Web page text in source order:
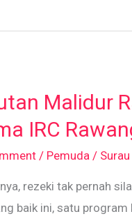
Malidur
IRC
/ Pemuda /
rezeki tak pernah
baik ini, satu program